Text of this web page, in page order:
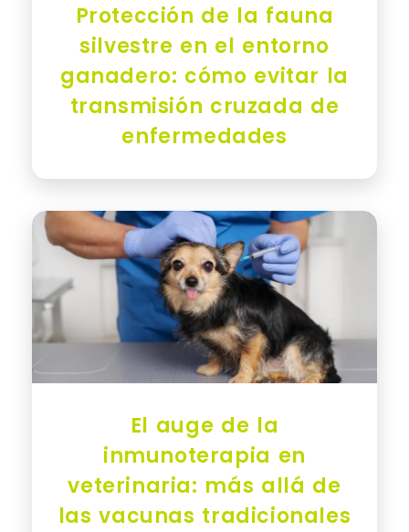
Protección de la fauna
silvestre en el entorno
ganadero: cómo evitar la
transmisión cruzada de
enfermedades
El auge de la
inmunoterapia en
veterinaria: más allá de
las vacunas tradicionales